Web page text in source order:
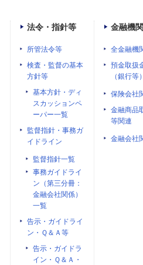
法令・指針等
所管法令等
検査・監督の基本
方針等
基本方針・ディ
スカッションペ
ーパー一覧
監督指針・事務ガ
イドライン
監督指針一覧
事務ガイドライ
ン（第三分冊：
金融会社関係）
一覧
告示・ガイドライ
ン・Ｑ＆Ａ等
告示・ガイドラ
イン・Ｑ＆Ａ・
金融機
全金融機
預金取扱
（銀行等
保険会社
金融商品
等関連
金融会社